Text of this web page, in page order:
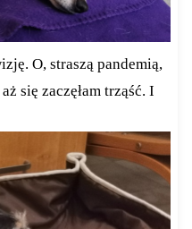
O, straszą pandemią,
się zaczęłam trząść. I